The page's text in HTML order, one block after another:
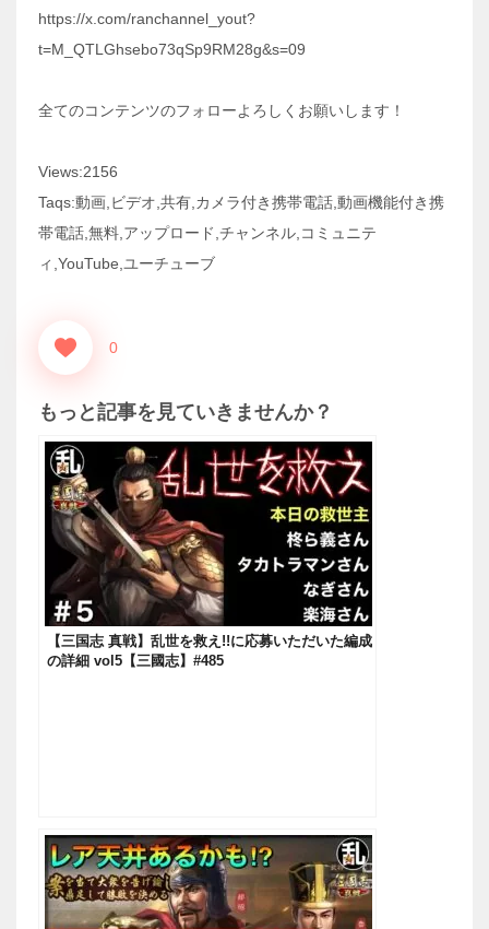
https://x.com/ranchannel_yout?
t=M_QTLGhsebo73qSp9RM28g&s=09
全てのコンテンツのフォローよろしくお願いします！
Views:2156
Taqs:動画,ビデオ,共有,カメラ付き携帯電話,動画機能付き携
帯電話,無料,アップロード,チャンネル,コミュニテ
ィ,YouTube,ユーチューブ
0
もっと記事を見ていきませんか？
【三国志 真戦】乱世を救え!!に応募いただいた編成
の詳細 vol5【三國志】#485